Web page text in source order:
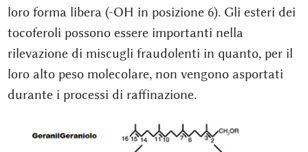
loro forma libera (-OH in posizione 6). Gli esteri dei
tocoferoli possono essere importanti nella
rilevazione di miscugli fraudolenti in quanto, per il
loro alto peso molecolare, non vengono asportati
durante i processi di raffinazione.